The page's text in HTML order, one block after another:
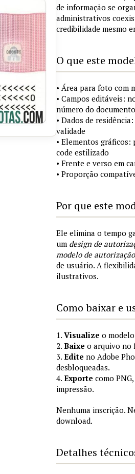
de informação se
administrativos
credibilidade mesmo
O que este
• Área para foto com
• Campos editáveis:
número do documento
• Dados de
validade
• Elementos
code estilizado
• Frente e verso em
• Proporção
Por que este
Ele elimina o tempo
um design de
modelo de
de usuário. A
ilustrativos.
Como baixar e
1. Visualize o
2. Baixe o arquivo no
3. Edite no Adobe
desbloqueadas.
4. Exporte como
impressão.
Nenhuma inscrição.
download.
Detalhes